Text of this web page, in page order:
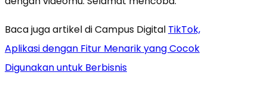
Baca juga artikel di Campus Digital TikTok,
Aplikasi dengan Fitur Menarik yang Cocok
Digunakan untuk Berbisnis